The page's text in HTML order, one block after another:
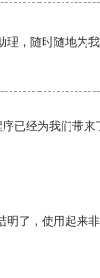
理，随时随地为我
已经为我们带
明了，使用起来